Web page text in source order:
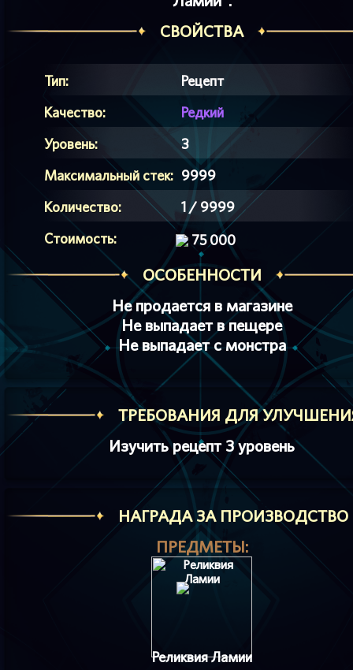
СВОЙСТВА
Тип:
Рецепт
Качество:
Редкий
Уровень:
3
Максимальный стек: 9999
Количество:
1 / 9999
Стоимость:
75 000
ОСОБЕННОСТИ
Не продается в магазине
Не выпадает в пещере
Не выпадает с монстра
ТРЕБОВАНИЯ ДЛЯ
Изучить рецепт 3 уровень
HАГРАДА ЗА ПРОИЗВОДСТВО
ПРЕДМЕТЫ:
Реликвия Ламии